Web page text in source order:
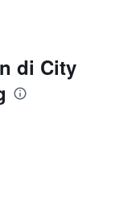
di City